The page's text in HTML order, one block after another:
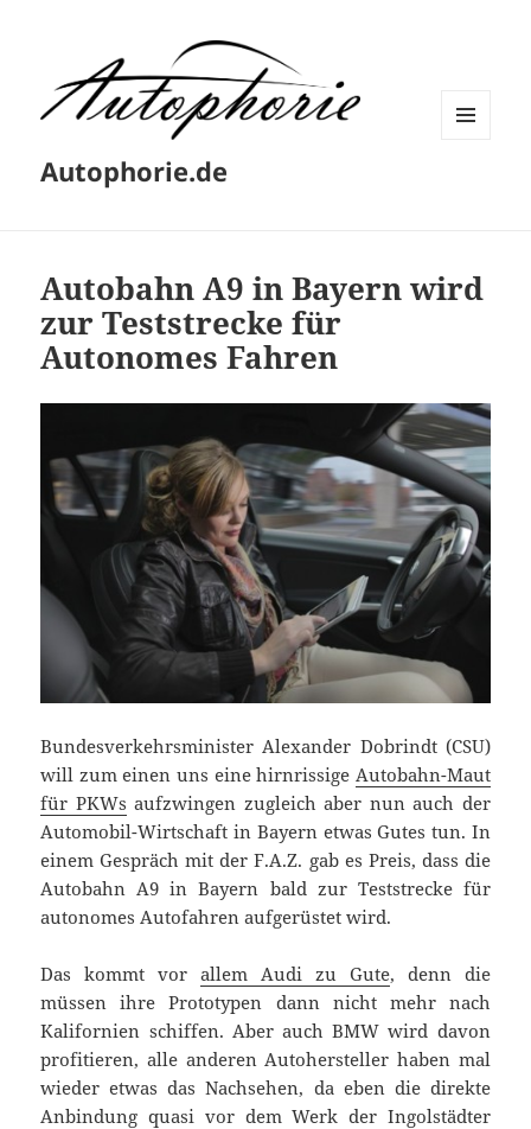
Autophorie.de
Autobahn A9 in Bayern wird
zur Teststrecke für
Autonomes Fahren
Bundesverkehrsminister Alexander Dobrindt (CSU)
will zum einen uns eine hirnrissige Autobahn-Maut
für PKWs aufzwingen zugleich aber nun auch der
Automobil-Wirtschaft in Bayern etwas Gutes tun. In
einem Gespräch mit der F.A.Z. gab es Preis, dass die
Autobahn A9 in Bayern bald zur Teststrecke für
autonomes Autofahren aufgerüstet wird.
Das kommt vorallem Audi zu Gute, denn die
müssen ihre Prototypen dann nicht mehr nach
Kalifornien schiffen. Aber auch BMW wird davon
profitieren, alle anderen Autohersteller haben mal
wieder etwas das Nachsehen, da eben die direkte
Anbindung quasi vor dem Werk der Ingolstädter